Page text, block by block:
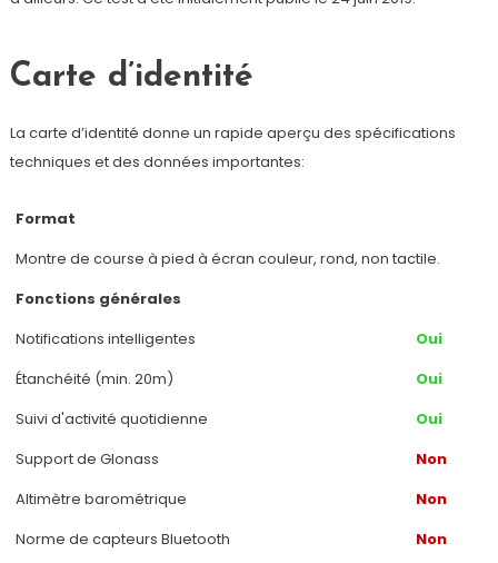
Carte d’identité
La carte d’identité donne un rapide aperçu des spécifications
techniques et des données importantes:
Format
Montre de course à pied à écran couleur, rond, non tactile.
Fonctions générales
Notifications intelligentes
Oui
Étanchéité (min. 20m)
Oui
Suivi d'activité quotidienne
Oui
Support de Glonass
Non
Altimètre barométrique
Non
Norme de capteurs Bluetooth
Non